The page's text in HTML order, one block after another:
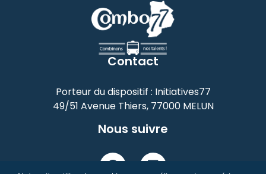
Contact
Porteur du dispositif : Initiatives77
49/51 Avenue Thiers, 77000 MELUN
Nous suivre